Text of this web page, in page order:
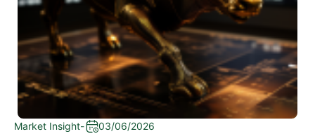
Market Insight-
03/06/2026